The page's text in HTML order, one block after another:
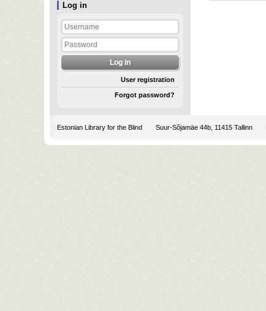
Log in
User registration
Forgot password?
Estonian Library for the Blind Suur-Sõjamäe 44b, 11415 Tallinn